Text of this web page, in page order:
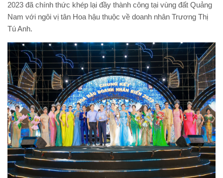
2023 đã chính thức khép lại đầy thành công tại vùng đất Quảng
Nam với ngôi vị tân Hoa hậu thuộc về doanh nhân Trương Thị
Tú Anh.